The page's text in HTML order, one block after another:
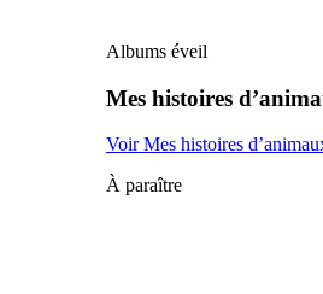
Albums éveil
Mes histoires
Voir Mes histoires
À paraître